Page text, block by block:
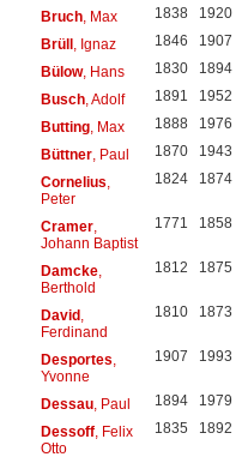
Bruch, Max 1838 1920
Brüll , Ignaz 1846 1907
Bülow, Hans 1830 1894
Busch, Adolf 1891 1952
Butting, Max 1888 1976
Büttner, Paul 1870 1943
Cornelius,
Peter
1824 1874
Cramer,
Johann Baptist
1771 1858
Damcke,
Berthold
1812 1875
David ,
Ferdinand
1810 1873
Desportes,
Yvonne
1907 1993
Dessau, Paul 1894 1979
Dessoff, Felix
Otto
1835 1892